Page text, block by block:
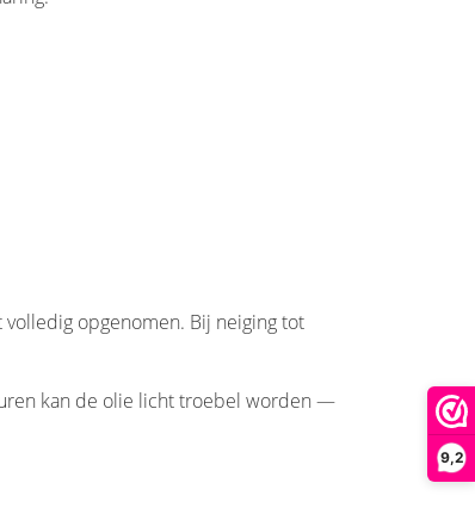
9,2
opgenomen. Bij neiging tot
kan de olie licht troebel worden —